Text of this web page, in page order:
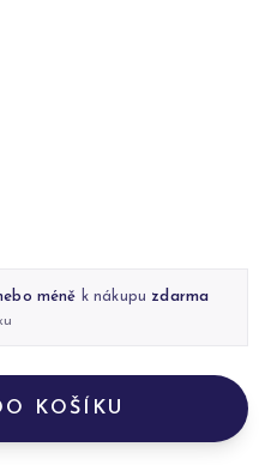
méně k nákupu zdarma
KOŠÍKU